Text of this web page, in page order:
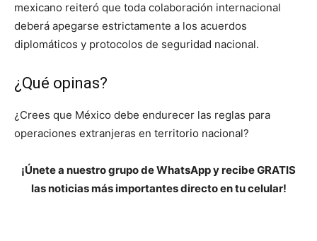
mexicano reiteró que toda colaboración internacional
deberá apegarse estrictamente a los acuerdos
diplomáticos y protocolos de seguridad nacional.
¿Qué opinas?
¿Crees que México debe endurecer las reglas para
operaciones extranjeras en territorio nacional?
¡Únete a nuestro grupo de WhatsApp y recibe GRATIS
las noticias más importantes directo en tu celular!